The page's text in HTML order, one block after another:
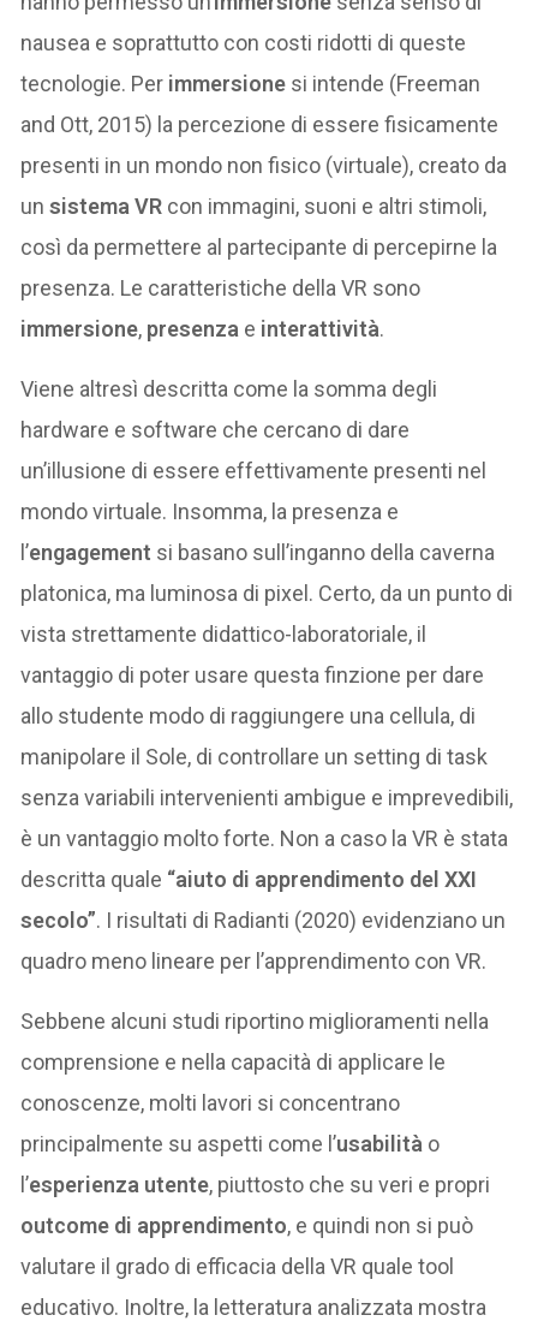
nausea e soprattutto con costi ridotti di queste
tecnologie. Per immersione si intende (Freeman
and Ott, 2015) la percezione di essere fisicamente
presenti in un mondo non fisico (virtuale), creato da
unsistema VR con immagini, suoni e altri stimoli,
così da permettere al partecipante di percepirne la
presenza. Le caratteristiche della VR sono
immersione, presenza e interattività.
Viene altresì descritta come la somma degli
hardware e software che cercano di dare
un’illusione di essere effettivamente presenti nel
mondo virtuale. Insomma, la presenza e
l’engagement si basano sull’inganno della caverna
platonica, ma luminosa di pixel. Certo, da un punto di
vista strettamente didattico-laboratoriale, il
vantaggio di poter usare questa finzione per dare
allo studente modo di raggiungere una cellula, di
manipolare il Sole, di controllare un setting di task
senza variabili intervenienti ambigue e imprevedibili,
è un vantaggio molto forte. Non a caso la VR è stata
descritta quale “aiuto di apprendimento del XXI
secolo”. I risultati di Radianti (2020) evidenziano un
quadro meno lineare per l’apprendimento con VR.
Sebbene alcuni studi riportino miglioramenti nella
comprensione e nella capacità di applicare le
conoscenze, molti lavori si concentrano
principalmente su aspetti come l’usabilità o
l’esperienza utente, piuttosto che su veri e propri
outcome di apprendimento, e quindi non si può
valutare il grado di efficacia della VR quale tool
educativo. Inoltre, la letteratura analizzata mostra